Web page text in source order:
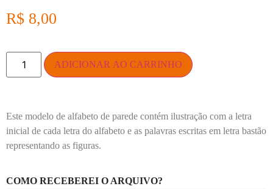
R$ 8,00
ADICIONAR AO CARRINHO
Este modelo de alfabeto de parede contém ilustração com a letra
inicial de cada letra do alfabeto e as palavras escritas em letra bastão
representando as figuras.
COMO RECEBEREI O ARQUIVO?